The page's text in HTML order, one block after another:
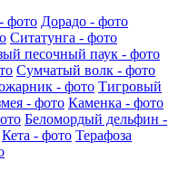
фото Дорадо - фото
Ситатунга - фото
песочный паук - фото
Сумчатый волк - фото
- фото Тигровый
- фото Каменка - фото
Беломордый дельфин -
Кета - фото Терафоза